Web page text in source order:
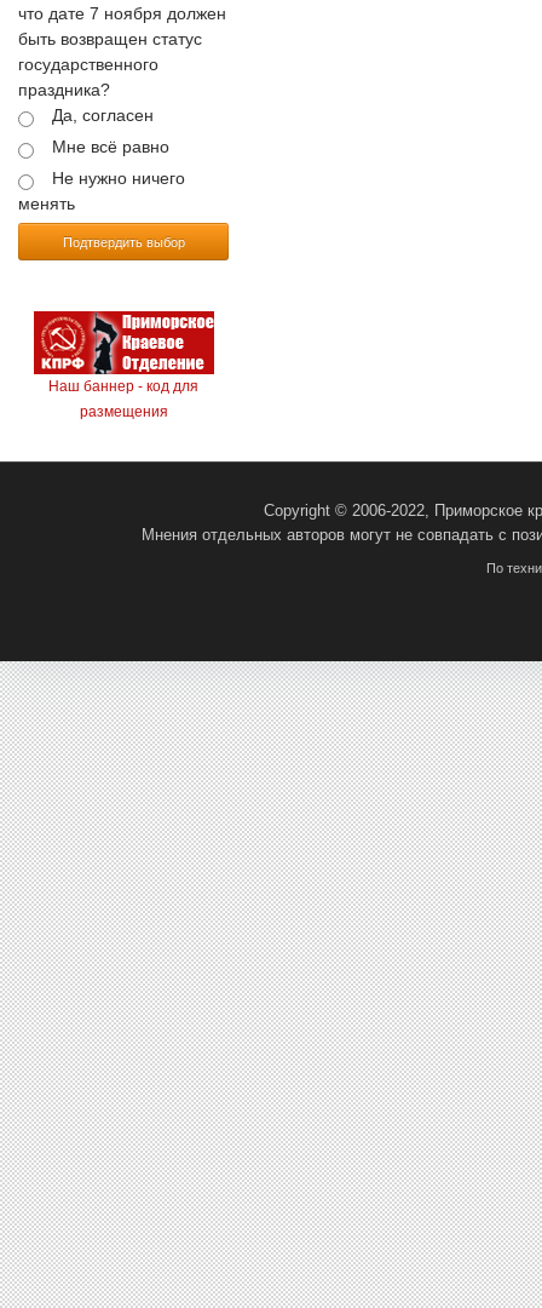
что дате 7 ноября должен
быть возвращен статус
государственного
праздника?
Да, согласен
Мне всё равно
Не нужно ничего
менять
Подтвердить выбор
Наш баннер - код для
размещения
Copyright © 2006-2022, Приморское
Мнения отдельных авторов могут не совпадать с
По